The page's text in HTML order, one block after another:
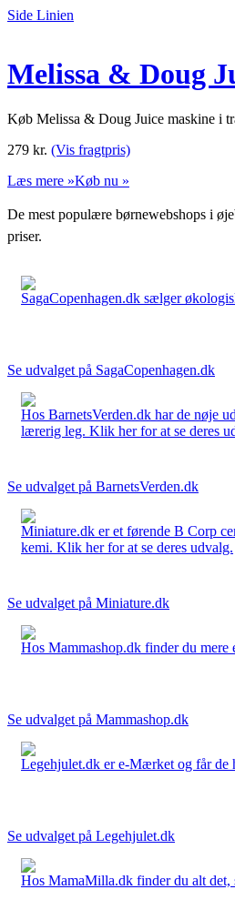
Side Linien
Melissa & Doug
Køb Melissa & Doug Juice maskine i
279 kr. (Vis fragtpris)
Læs mere »Køb nu »
De mest populære børnewebshops i
priser.
SagaCopenhagen.dk sælger
Se udvalget på SagaCopenhagen.dk
Hos BarnetsVerden.dk har de nøje
lærerig leg. Klik her for at se deres
Se udvalget på BarnetsVerden.dk
Miniature.dk er et førende B Corp
kemi. Klik her for at se deres udvalg.
Se udvalget på Miniature.dk
Hos Mammashop.dk finder du mere
Se udvalget på Mammashop.dk
Legehjulet.dk er e-Mærket og får de
Se udvalget på Legehjulet.dk
Hos MamaMilla.dk finder du alt det,